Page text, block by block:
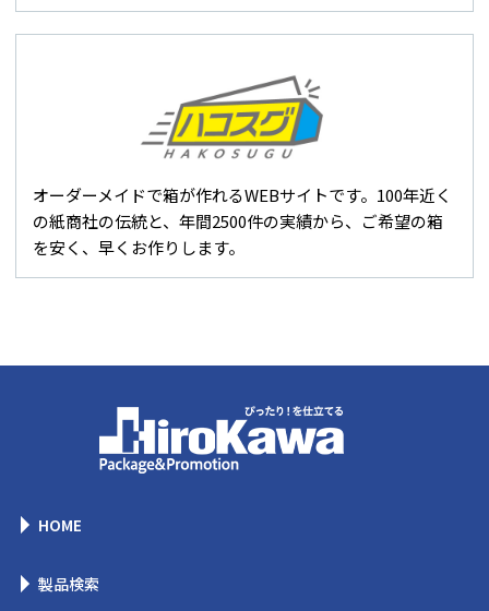
オーダーメイドで箱が作れるWEBサイトです。100年近く
の紙商社の伝統と、年間2500件の実績から、ご希望の箱
を安く、早くお作りします。
HOME
製品検索